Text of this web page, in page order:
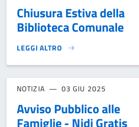
Chiusura Estiva della
Biblioteca Comunale
LEGGI ALTRO
CHIUSURA ESTIVA DELLA
NOTIZIA 03 GIU 2025
Avviso Pubblico alle
Famiglie - Nidi Gratis